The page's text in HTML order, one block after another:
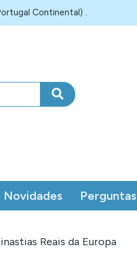
Continental) .
Novidades Perguntas
Reais da Europa